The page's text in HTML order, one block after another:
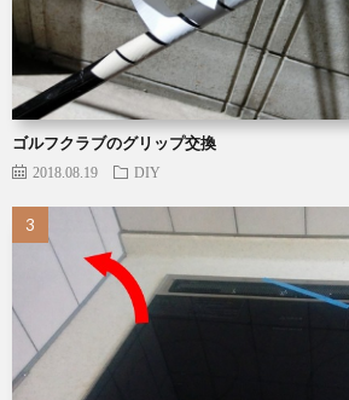
ゴルフクラブのグリップ交換
2018.08.19 DIY